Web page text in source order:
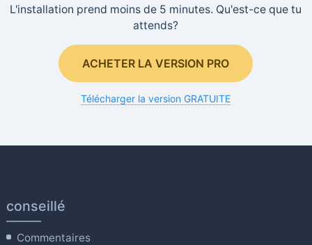
L'installation prend moins de 5 minutes. Qu'est-ce que tu
attends?
ACHETER LA VERSION PRO
Télécharger la version GRATUITE
conseillé
Commentaires